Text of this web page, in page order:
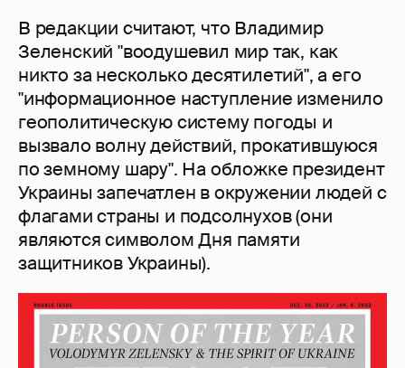
В редакции считают, что Владимир
Зеленский "воодушевил мир так, как
никто за несколько десятилетий", а его
"информационное наступление изменило
геополитическую систему погоды и
вызвало волну действий, прокатившуюся
по земному шару". На обложке президент
Украины запечатлен в окружении людей с
флагами страны и подсолнухов (они
являются символом Дня памяти
защитников Украины).